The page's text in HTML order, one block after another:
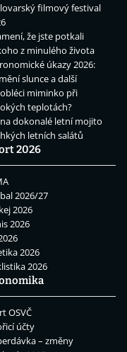
filmový festival
že jste potkali
z minulého života
úkazy 2026:
slunce a další
obléci miminko při
teplotách?
na dokonalé letní mojito
letních salátů
2026
2026/27
2026
2026
2026
2026
OSVČ
účty
– změny